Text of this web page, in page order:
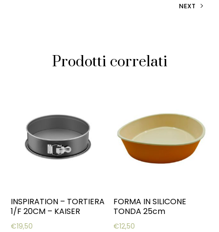
NEXT
Prodotti correlati
INSPIRATION – TORTIERA
1/F 20CM – KAISER
€19,50
FORMA IN SILICONE
TONDA 25cm
€12,50